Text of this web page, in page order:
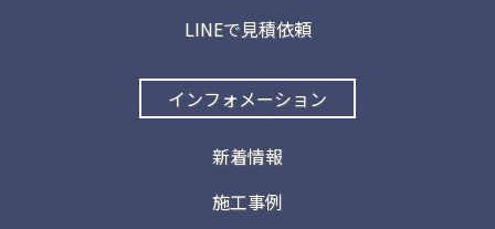
LINEで見積依頼
インフォメーション
新着情報
施工事例